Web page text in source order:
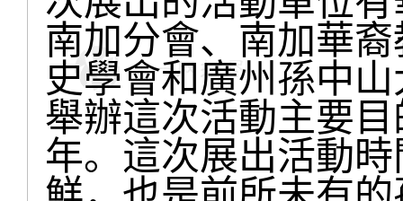
南加分會、南加華
史學會和廣州孫中
舉辦這次活動主要
年。這次展出活動